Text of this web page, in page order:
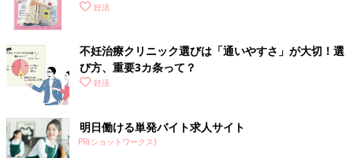
妊活
不妊治療クリニック選びは「通いやすさ」が大切！選
び方、重要3カ条って？
妊活
明日働ける単発バイト求人サイト
PR(ショットワークス)